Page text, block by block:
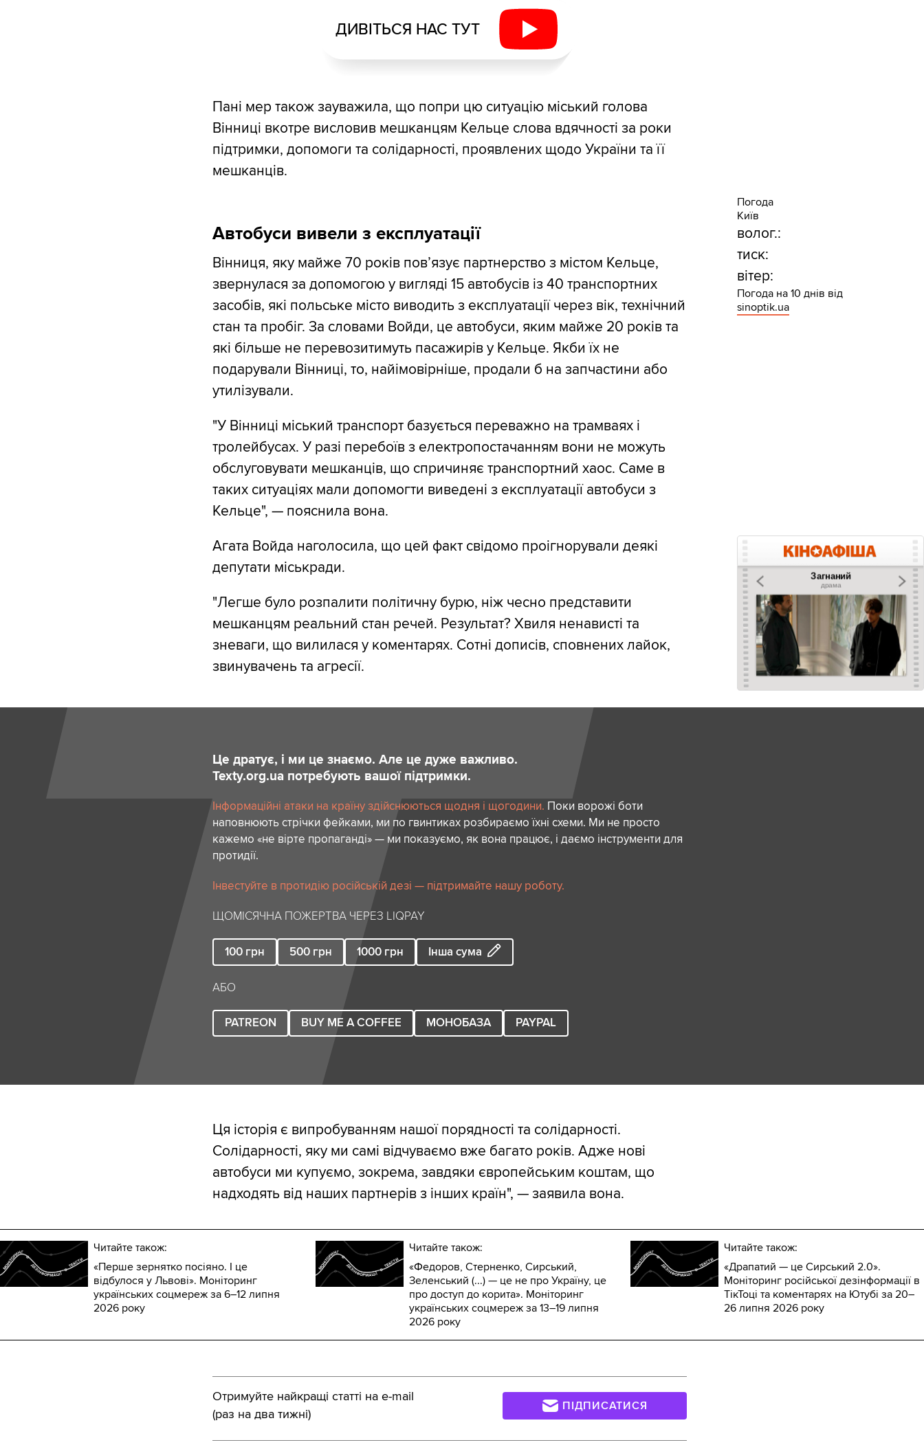
ДИВІТЬСЯ НАС ТУТ
Пані мер також зауважила, що попри цю ситуацію міський голова
Вінниці вкотре висловив мешканцям Кельце слова вдячності за роки
підтримки, допомоги та солідарності, проявлених щодо України та її
мешканців.
Автобуси вивели з експлуатації
Вінниця, яку майже 70 років пов’язує партнерство з містом Кельце,
звернулася за допомогою у вигляді 15 автобусів із 40 транспортних
засобів, які польське місто виводить з експлуатації через вік, технічний
стан та пробіг. За словами Войди, це автобуси, яким майже 20 років та
які більше не перевозитимуть пасажирів у Кельце. Якби їх не
подарували Вінниці, то, найімовірніше, продали б на запчастини або
утилізували.
"У Вінниці міський транспорт базується переважно на трамваях і
тролейбусах. У разі перебоїв з електропостачанням вони не можуть
обслуговувати мешканців, що спричиняє транспортний хаос. Саме в
таких ситуаціях мали допомогти виведені з експлуатації автобуси з
Кельце", — пояснила вона.
Агата Войда наголосила, що цей факт свідомо проігнорували деякі
депутати міськради.
"Легше було розпалити політичну бурю, ніж чесно представити
мешканцям реальний стан речей. Результат? Хвиля ненависті та
зневаги, що вилилася у коментарях. Сотні дописів, сповнених лайок,
звинувачень та агресії.
Це дратує, і ми це знаємо. Але це дуже важливо.
Texty.org.ua потребують вашої підтримки.
Інформаційні атаки на країну здійснюються щодня і щогодини. Поки ворожі боти
наповнюють стрічки фейками, ми по гвинтиках розбираємо їхні схеми. Ми не просто
кажемо «не вірте пропаганді» — ми показуємо, як вона працює, і даємо інструменти для
протидії.
Інвестуйте в протидію російській дезі — підтримайте нашу роботу.
ЩОМІСЯЧНА ПОЖЕРТВА ЧЕРЕЗ LIQPAY
100 грн 500 грн 1000 грн Інша сума
АБО
PATREON BUY ME A COFFEE МОНОБАЗА PAYPAL
Ця історія є випробуванням нашої порядності та солідарності.
Солідарності, яку ми самі відчуваємо вже багато років. Адже нові
автобуси ми купуємо, зокрема, завдяки європейським коштам, що
надходять від наших партнерів з інших країн", — заявила вона.
Читайте також:
«Перше зернятко посіяно. І це
відбулося у Львові». Моніторинг
українських соцмереж за 6–12 липня
2026 року
Читайте також:
«Федоров, Стерненко, Сирський,
Зеленський (...) — це не про Україну, це
про доступ до корита». Моніторинг
українських соцмереж за 13–19 липня
2026 року
Читайте також:
«Драпатий — це Сирський 2.0».
Моніторинг російської дезінформації в
ТікТоці та коментарях на Ютубі за 20–
26 липня 2026 року
Отримуйте найкращі статті на e-mail
(раз на два тижні)
ПІДПИСАТИСЯ
Погода
Київ
волог.:
тиск:
вітер:
Погода на 10 днів від
sinoptik.ua